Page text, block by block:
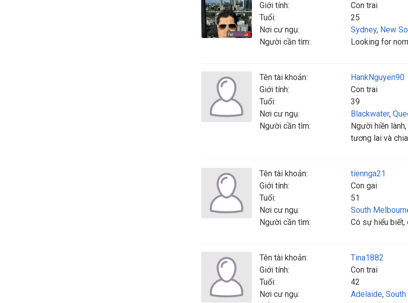
Giới tính:
Con trai
Tuổi:
25
Nơi cư ngụ:
Sydney, New
Người cần tìm:
Looking for
Tên tài khoản:
HankNguyen90
Giới tính:
Con trai
Tuổi:
39
Nơi cư ngụ:
Blackwater,
Người cần tìm:
Người hiền
tương lai và
Tên tài khoản:
tiennga21
Giới tính:
Con gai
Tuổi:
51
Nơi cư ngụ:
South
Người cần tìm:
Có sự hiểu biết,
Tên tài khoản:
Tina1882
Giới tính:
Con trai
Tuổi:
42
Nơi cư ngụ:
Adelaide,